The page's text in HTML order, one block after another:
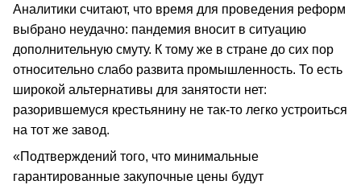
Аналитики считают, что время для проведения реформ
выбрано неудачно: пандемия вносит в ситуацию
дополнительную смуту. К тому же в стране до сих пор
относительно слабо развита промышленность. То есть
широкой альтернативы для занятости нет:
разорившемуся крестьянину не так-то легко устроиться
на тот же завод.
«Подтверждений того, что минимальные
гарантированные закупочные цены будут